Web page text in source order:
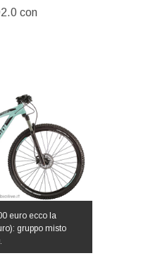
con
euro ecco la
gruppo misto